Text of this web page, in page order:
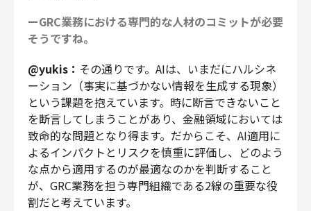
ーGRC業務における専門的な人材のコミットが必要
そうですね。
@yukis： その通りです。AIは、いまだにハルシネ
ーション（事実に基づかない情報を生成する現象）
という課題を抱えています。時に断言できないこと
を断言してしまうことがあり、金融領域においては
致命的な問題となり得ます。だからこそ、AI適用に
よるインパクトとリスクを慎重に評価し、どのよう
な点から適用するのが最適なのかを判断すること
が、GRC業務を担う専門組織である2線の重要な役
割だと考えています。